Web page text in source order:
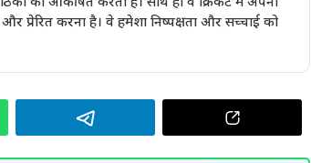
करना है। वे हमेशा निष्पक्षता और सच्चाई को